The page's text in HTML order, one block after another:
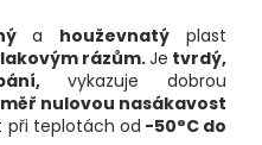
a houževnatýplast
rázům.Je tvrdý,
vykazuje dobrou
nulovou nasákavost
při teplotách od -50°C do